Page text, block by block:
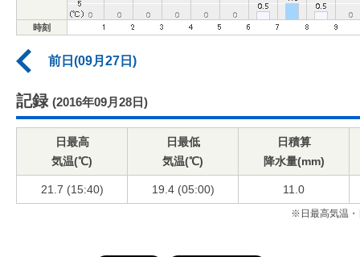
時刻
前日(09月27日)
記録 (2016年09月28日)
日最高
気温(℃)
日最低
気温(℃)
日積算
降水量(mm)
21.7 (15:40) 19.4 (05:00) 11.0
※日最高気温・